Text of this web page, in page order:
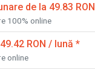
de la 49.83 RON
100% online
RON / lună *
online